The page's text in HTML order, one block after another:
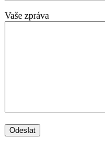
Vaše zpráva